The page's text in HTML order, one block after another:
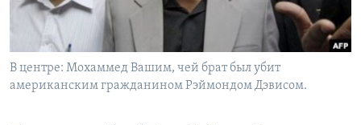
Learning English
СОЦИАЛЬНЫЕ СЕТИ
В центре: Мохаммед Вашим, чей брат был убит
американским гражданином Рэймондом Дэвисом.